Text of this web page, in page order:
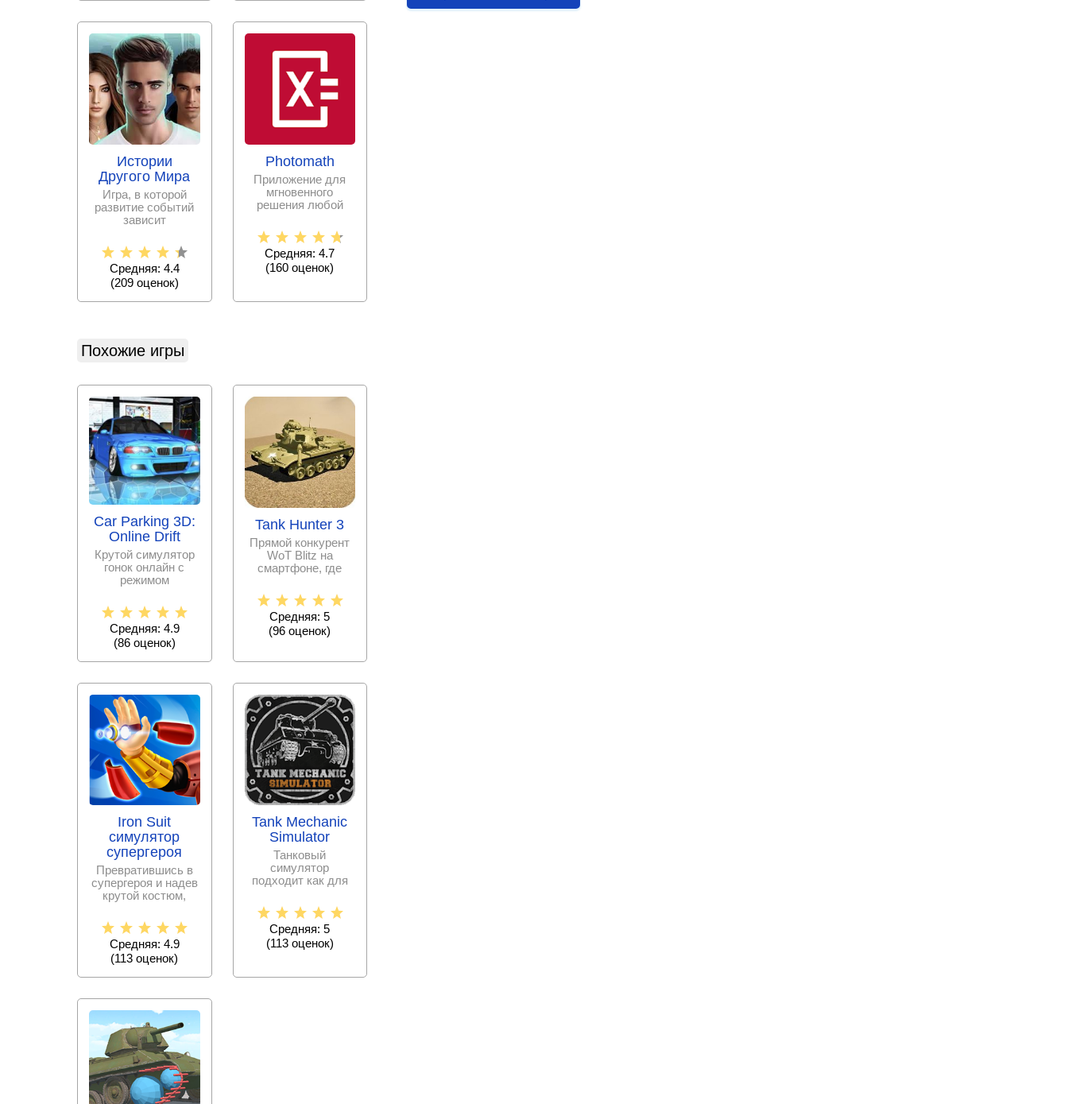
Истории
Другого Мира
Игра, в которой
развитие событий
зависит
принятых тобой
решениях.
Средняя: 4.4
(209оценок)
Photomath
Приложение для
мгновенного
решения любой
задачи с
пошаговыми
Средняя: 4.7
(160 оценок)
Похожие игры
Car Parking 3D:
Online Drift
Крутой симулятор
гонок онлайн с
режимом
графикой 3D,
множеством
Средняя: 4.9
(86оценок)
Tank Hunter 3
Прямой конкурент
WoT Blitz на
смартфоне, где
себя в роли
танкового
Средняя: 5
(96 оценок)
Iron Suit
симулятор
супергероя
Превратившись в
супергероя и надев
крутой костюм,
толпой врагов!
Средняя: 4.9
(113 оценок)
Tank Mechanic
Simulator
Танковый
симулятор
подходит как для
взрослой
аудитории. Игра
сначала
Средняя: 5
(113оценок)